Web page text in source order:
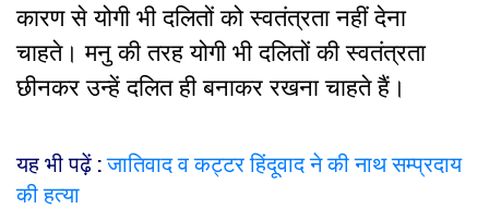
कारण से योगी भी दलितों को स्वतंत्रता नहीं देना
चाहते। मनु की तरह योगी भी दलितों की स्वतंत्रता
छीनकर उन्हें दलित ही बनाकर रखना चाहते हैं।
यह भी पढ़ें :जातिवाद व कट्टर हिंदूवाद ने की नाथ सम्प्रदाय
की हत्या